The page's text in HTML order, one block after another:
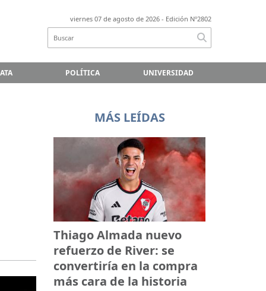
viernes 07 de agosto de 2026 - Edición Nº2802
POLÍTICA UNIVERSIDAD
MÁS LEÍDAS
Thiago Almada nuevo
refuerzo de River: se
convertiría en la compra
más cara de la historia